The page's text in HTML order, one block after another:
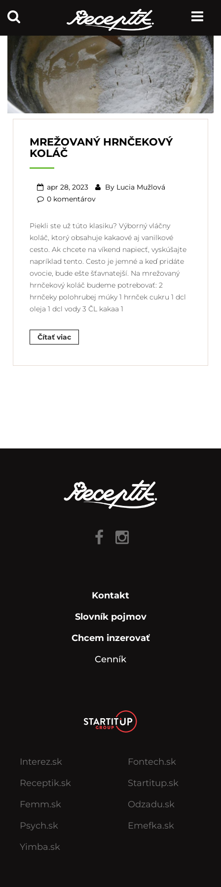
MREŽOVANÝ HRNČEKOVÝ
KOLÁČ
apr 28, 2023 By Lucia Mužlová
0 komentárov
Piekli ste už túto klasiku? Výborný vláčny
koláč, ktorý obsahuje kakaové aj vanilkové
cesto. Ak chcete na víkend napiecť, vyskúšajte
napríklad tento. Cesto je jemné a keď pridáte
ovocie, bude ešte šťavnatejší. Na mrežovaný
hrnčekový koláč budeme potrebovať: 2
hrnčeky polohrubej múky 1 hrnček cukru 1 dcl
oleja 1 dcl vody 3 ČL kakaa 1
Čítať viac
Kontakt
Slovník pojmov
Chcem inzerovať
Cenník
Interez.sk
Receptik.sk
Femm.sk
Psych.sk
Yimba.sk
Fontech.sk
Startitup.sk
Odzadu.sk
Emefka.sk